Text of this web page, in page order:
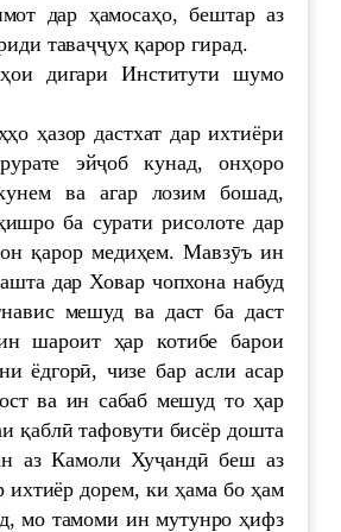
дар ҳамосаҳо, бештар аз
таваҷҷуҳ қарор гирад.
дигари Институти шумо
ҳазор дастхат дар ихтиёри
эйҷоб кунад, онҳоро
ва агар лозим бошад,
ба сурати рисолоте дар
қарор медиҳем. Мавзӯъ ин
дар Ховар чопхона набуд
мешуд ва даст ба даст
шароит ҳар котибе барои
ёдгорӣ, чизе бар асли асар
ва ин сабаб мешуд то ҳар
қаблӣ тафовути бисёр дошта
аз Камоли Хуҷандӣ беш аз
ихтиёр дорем, ки ҳама бо ҳам
мо тамоми ин мутунро ҳифз